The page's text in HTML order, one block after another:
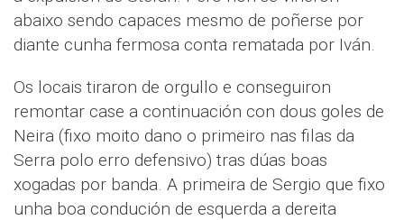
abaixo sendo capaces mesmo de poñerse por
diante cunha fermosa conta rematada por Iván.
Os locais tiraron de orgullo e conseguiron
remontar case a continuación con dous goles de
Neira (fixo moito dano o primeiro nas filas da
Serra polo erro defensivo) tras dúas boas
xogadas por banda. A primeira de Sergio que fixo
unha boa condución de esquerda a dereita